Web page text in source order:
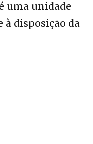
uma unidade
à disposição da